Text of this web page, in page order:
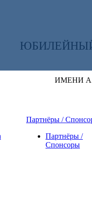
ИМЕНИ
Партнёры /
Партнёры /
Спонсоры